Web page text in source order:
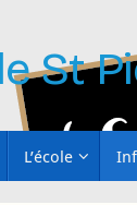
St
L’école